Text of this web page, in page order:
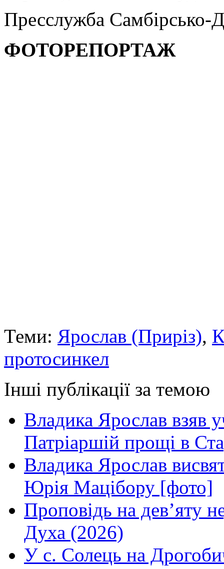
Пресслужба Самбірсько-
ФОТОРЕПОРТАЖ
Теми: Ярослав (Приріз),
протосинкел
Інші публікації за темою
Владика Ярослав взяв
Патріаршій прощі в
Владика Ярослав
Юрія Мацібору [фото]
Проповідь на дев’яту
Духа (2026)
У с. Солець на